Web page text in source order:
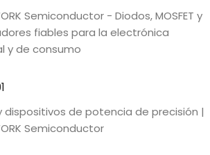
Semiconductor - Diodos, MOSFET y
fiables para la electrónica
y de consumo
dispositivos de potencia de precisión |
Semiconductor